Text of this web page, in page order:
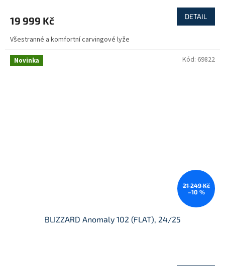
M
A
19 999 Kč DETAIL
Všestranné a komfortní carvingové lyže
Novinka
21 249 Kč
–10 %
BLIZZARD Anomaly 102 (FLAT), 24/25
Kód: 69822